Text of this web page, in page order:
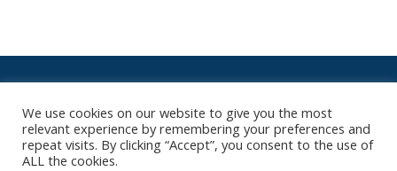
ONZE NIEUWSBRIEF
Het is niet onze ambitie om je mailbox te overladen met
We use cookies on our website to give you the most
relevant experience by remembering your preferences and
repeat visits. By clicking “Accept”, you consent to the use of
ALL the cookies.